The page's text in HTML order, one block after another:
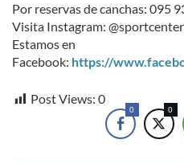
Por reservas de canchas: 095
Visita Instagram:
Estamos en
Facebook: https://
Post Views: 0
0 0